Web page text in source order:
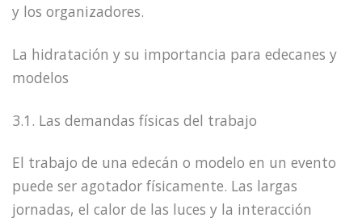
y los organizadores.
La hidratación y su importancia para edecanes y
modelos
3.1. Las demandas físicas del trabajo
El trabajo de una edecán o modelo en un evento
puede ser agotador físicamente. Las largas
jornadas, el calor de las luces y la interacción